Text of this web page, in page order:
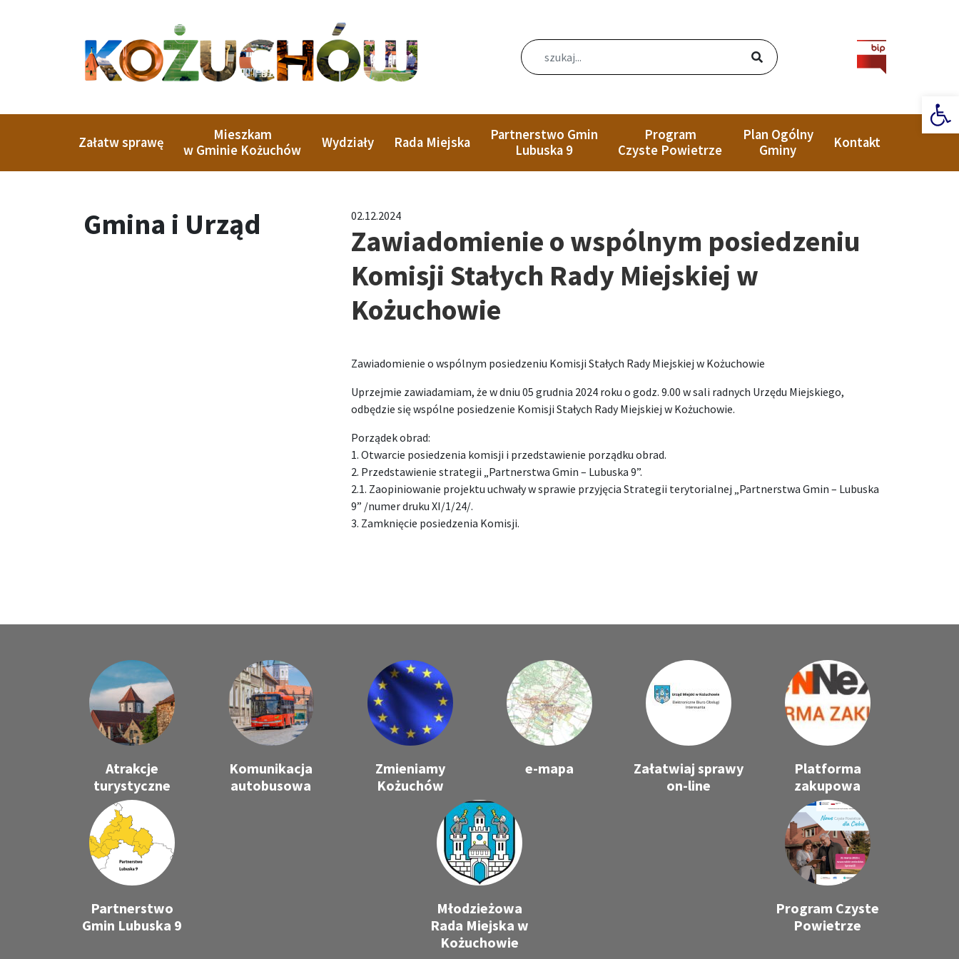
Załatw sprawę
Mieszkam
w Gminie Kożuchów
Wydziały Rada Miejska
Partnerstwo Gmin
Lubuska 9
Program
Czyste Powietrze
Plan Ogólny
Gminy
Kontakt
Gmina i Urząd 02.12.2024
Zawiadomienie o wspólnym posiedzeniu
Komisji Stałych Rady Miejskiej w
Kożuchowie
Zawiadomienie o wspólnym posiedzeniu Komisji Stałych Rady Miejskiej w Kożuchowie
Uprzejmie zawiadamiam, że w dniu 05 grudnia 2024 roku o godz. 9.00 w sali radnych Urzędu Miejskiego,
odbędzie się wspólne posiedzenie Komisji Stałych Rady Miejskiej w Kożuchowie.
Porządek obrad:
1. Otwarcie posiedzenia komisji i przedstawienie porządku obrad.
2. Przedstawienie strategii „Partnerstwa Gmin – Lubuska 9”.
2.1. Zaopiniowanie projektu uchwały w sprawie przyjęcia Strategii terytorialnej „Partnerstwa Gmin – Lubuska
9” /numer druku XI/1/24/.
3. Zamknięcie posiedzenia Komisji.
Atrakcje
turystyczne
Komunikacja
autobusowa
Zmieniamy
Kożuchów
e-mapa
Załatwiaj sprawy
on-line
Platforma
zakupowa
Partnerstwo
Gmin Lubuska 9
Młodzieżowa
Rada Miejska w
Kożuchowie
Program Czyste
Powietrze